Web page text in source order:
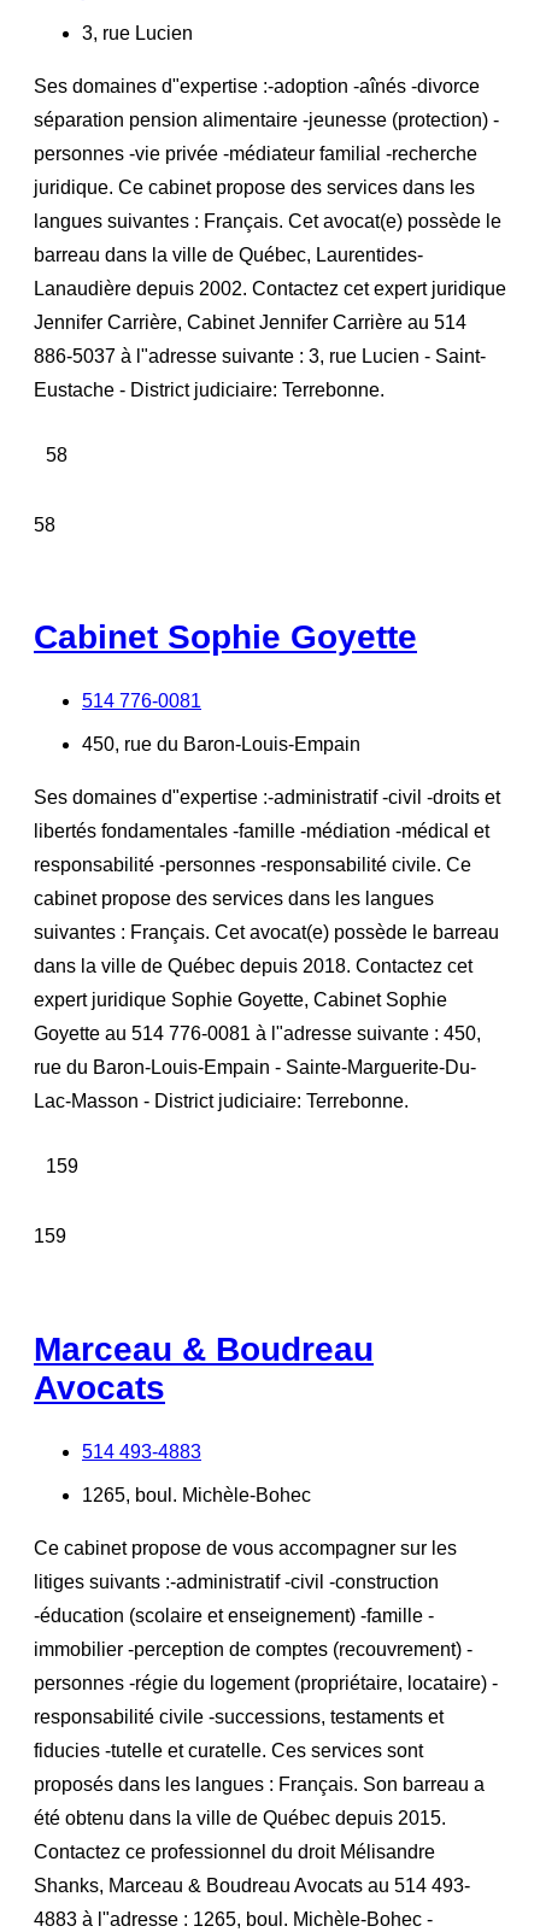
3, rue Lucien
Ses domaines d"expertise :-adoption -aînés -divorce
séparation pension alimentaire -jeunesse (protection) -
personnes -vie privée -médiateur familial -recherche
juridique. Ce cabinet propose des services dans les
langues suivantes : Français. Cet avocat(e) possède le
barreau dans la ville de Québec, Laurentides-
Lanaudière depuis 2002. Contactez cet expert juridique
Jennifer Carrière, Cabinet Jennifer Carrière au 514
886-5037 à l"adresse suivante : 3, rue Lucien - Saint-
Eustache - District judiciaire: Terrebonne.
58
58
Cabinet Sophie Goyette
514 776-0081
450, rue du Baron-Louis-Empain
Ses domaines d"expertise :-administratif -civil -droits et
libertés fondamentales -famille -médiation -médical et
responsabilité -personnes -responsabilité civile. Ce
cabinet propose des services dans les langues
suivantes : Français. Cet avocat(e) possède le barreau
dans la ville de Québec depuis 2018. Contactez cet
expert juridique Sophie Goyette, Cabinet Sophie
Goyette au 514 776-0081 à l"adresse suivante : 450,
rue du Baron-Louis-Empain - Sainte-Marguerite-Du-
Lac-Masson - District judiciaire: Terrebonne.
159
159
Marceau & Boudreau
Avocats
514 493-4883
1265, boul. Michèle-Bohec
Ce cabinet propose de vous accompagner sur les
litiges suivants :-administratif -civil -construction
-éducation (scolaire et enseignement) -famille -
immobilier -perception de comptes (recouvrement) -
personnes -régie du logement (propriétaire, locataire) -
responsabilité civile -successions, testaments et
fiducies -tutelle et curatelle. Ces services sont
proposés dans les langues : Français. Son barreau a
été obtenu dans la ville de Québec depuis 2015.
Contactez ce professionnel du droit Mélisandre
Shanks, Marceau & Boudreau Avocats au 514 493-
4883 à l"adresse : 1265, boul. Michèle-Bohec -